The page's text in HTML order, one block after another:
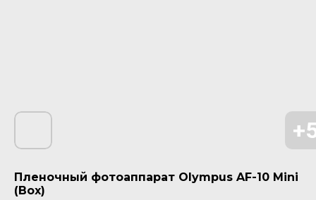
Пленочный фотоаппарат Olympus AF-10 Mini
(Box)